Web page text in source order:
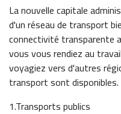
La nouvelle capitale
d'un réseau de transport
connectivité transparente
vous vous rendiez au
voyagiez vers d'autres
transport sont
1.Transports publics